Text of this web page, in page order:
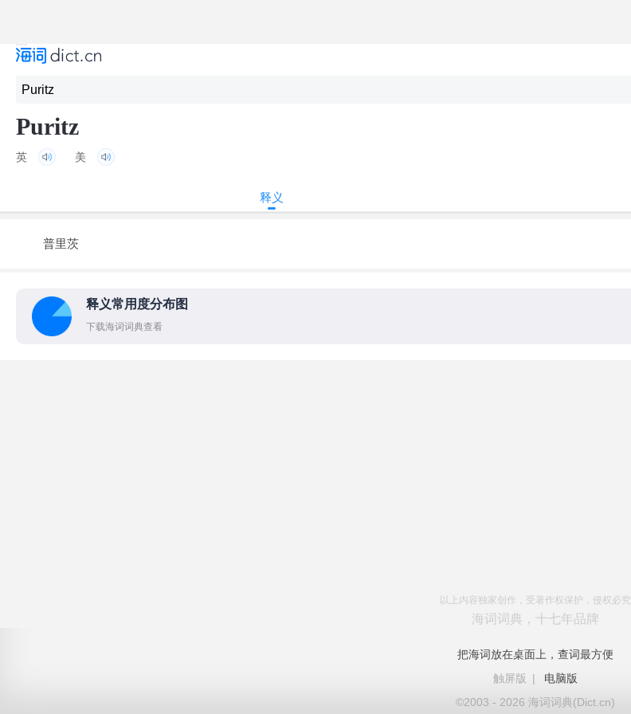
Puritz
英 美
释义
普里茨
释义常用度分布图
下载海词词典查看
以上内容独家创作，受著作权保护，侵权必究
海词词典，十七年品牌
把海词放在桌面上，查词最方便
触屏版
|
电脑版
©2003 - 2026 海词词典(Dict.cn)